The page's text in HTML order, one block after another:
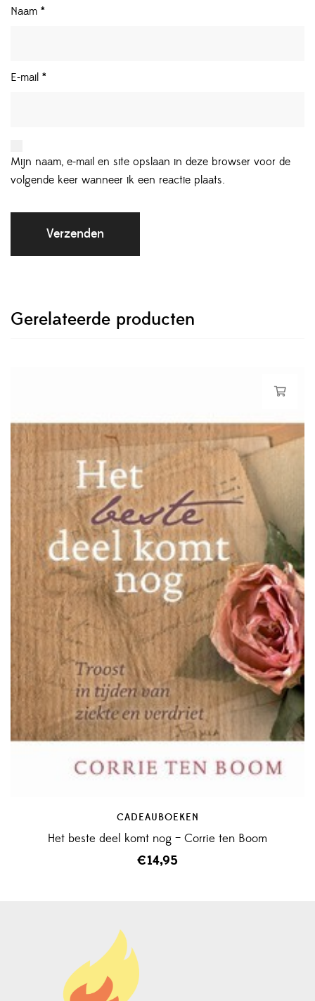
Naam *
E-mail *
Mijn naam, e-mail en site opslaan in deze browser voor de
volgende keer wanneer ik een reactie plaats.
Gerelateerde producten
CADEAUBOEKEN
Het beste deel komt nog – Corrie ten Boom
€14,95